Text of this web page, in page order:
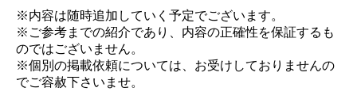
※内容は随時追加していく予定でございます。
※ご参考までの紹介であり、内容の正確性を保証するも
のではございません。
※個別の掲載依頼については、お受けしておりませんの
でご容赦下さいませ。